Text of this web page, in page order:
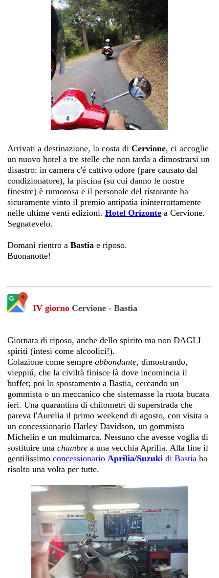
Arrivati a destinazione, la costa di Cervione, ci accoglie
un nuovo hotel a tre stelle che non tarda a dimostrarsi un
disastro: in camera c'é cattivo odore (pare causato dal
condizionatore), la piscina (su cui danno le nostre
finestre) è rumorosa e il personale del ristorante ha
sicuramente vinto il premio antipatia ininterrottamente
nelle ultime venti edizioni. Hotel Orizonte a Cervione.
Segnatevelo.
Domani rientro a Bastia e riposo.
Buonanotte!
IV giorno Cervione - Bastia
Giornata di riposo, anche dello spirito ma non DAGLI
spiriti (intesi come alcoolici!).
Colazione come sempre abbondante, dimostrando,
vieppiú, che la civiltà finisce là dove incomincia il
buffet; poi lo spostamento a Bastia, cercando un
gommista o un meccanico che sistemasse la ruota bucata
ieri. Una quarantina di chilometri di superstrada che
pareva l'Aurelia il primo weekend di agosto, con visita a
un concessionario Harley Davidson, un gommista
Michelin e un multimarca. Nessuno che avesse voglia di
sostituire una chambre a una vecchia Aprilia. Alla fine il
gentilissimo concessionario Aprilia/Suzuki di Bastia ha
risolto una volta per tutte.